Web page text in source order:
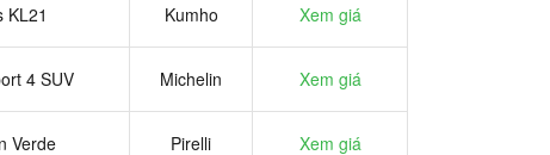
KL21 Kumho Xem giá
4 SUV Michelin Xem giá
Verde Pirelli Xem giá